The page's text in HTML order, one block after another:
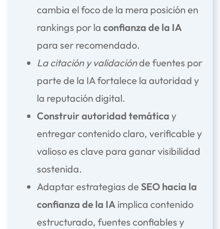
cambia el foco de la mera posición en
rankings por la confianza de la IA
para ser recomendado.
La citación y validaciónde fuentes por
parte de la IA fortalece la autoridad y
la reputación digital.
Construir autoridad temática y
entregar contenido claro, verificable y
valioso es clave para ganar visibilidad
sostenida.
Adaptar estrategias de SEO hacia la
confianza de la IA implica contenido
estructurado, fuentes confiables y